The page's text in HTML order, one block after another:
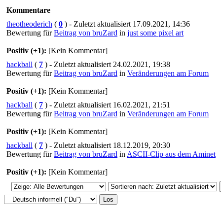
Kommentare
theotheoderich ( 0 ) - Zuletzt aktualisiert 17.09.2021, 14:36
Bewertung fürBeitrag von bruZard in just some pixel art
Positiv (+1): [Kein Kommentar]
hackball ( 7 ) - Zuletzt aktualisiert 24.02.2021, 19:38
Bewertung fürBeitrag von bruZard in Veränderungen am Forum
Positiv (+1): [Kein Kommentar]
hackball ( 7 ) - Zuletzt aktualisiert 16.02.2021, 21:51
Bewertung fürBeitrag von bruZard in Veränderungen am Forum
Positiv (+1): [Kein Kommentar]
hackball ( 7 ) - Zuletzt aktualisiert 18.12.2019, 20:30
Bewertung fürBeitrag von bruZard in ASCII-Clip aus dem Aminet
Positiv (+1): [Kein Kommentar]